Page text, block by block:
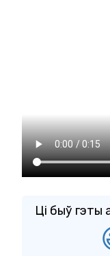
Ці быў гэты